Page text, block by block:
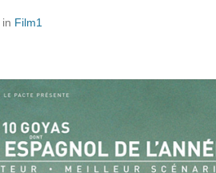
in Film1